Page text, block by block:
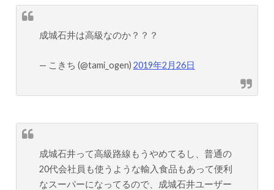
成城石井は高級なのか？？？
— こきち (@tami_ogen) 2019年2月26日
成城石井って高級路線もうやめてるし、普通の
20代会社員も使うような輸入食品もあって便利
なスーパーになってるので、成城石井ユーザー